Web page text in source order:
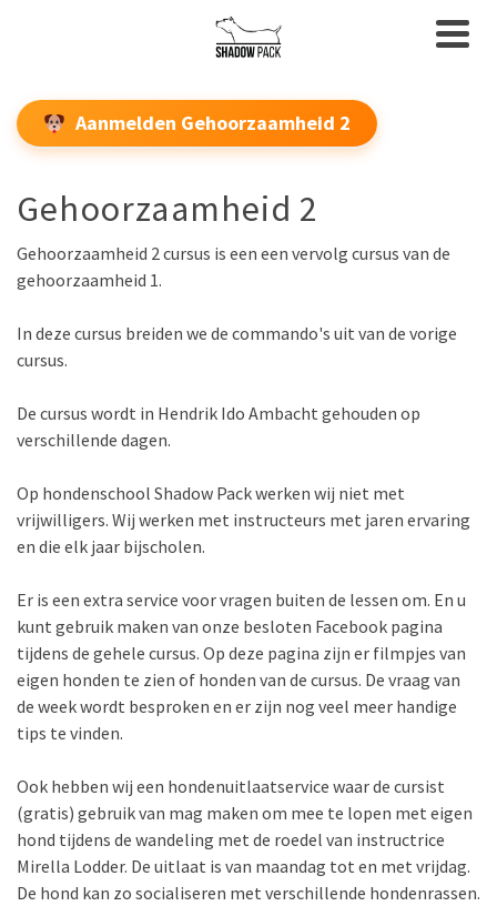
Aanmelden Gehoorzaamheid 2
Gehoorzaamheid 2
Gehoorzaamheid 2 cursus is een een vervolg cursus van de
gehoorzaamheid 1.
In deze cursus breiden we de commando's uit van de vorige
cursus.
De cursus wordt in Hendrik Ido Ambacht gehouden op
verschillende dagen.
Op hondenschool Shadow Pack werken wij niet met
vrijwilligers. Wij werken met instructeurs met jaren ervaring
en die elk jaar bijscholen.
Er is een extra service voor vragen buiten de lessen om. En u
kunt gebruik maken van onze besloten Facebook pagina
tijdens de gehele cursus. Op deze pagina zijn er filmpjes van
eigen honden te zien of honden van de cursus. De vraag van
de week wordt besproken en er zijn nog veel meer handige
tips te vinden.
Ook hebben wij een hondenuitlaatservice waar de cursist
(gratis) gebruik van mag maken om mee te lopen met eigen
hond tijdens de wandeling met de roedel van instructrice
Mirella Lodder. De uitlaat is van maandag tot en met vrijdag.
De hond kan zo socialiseren met verschillende hondenrassen.